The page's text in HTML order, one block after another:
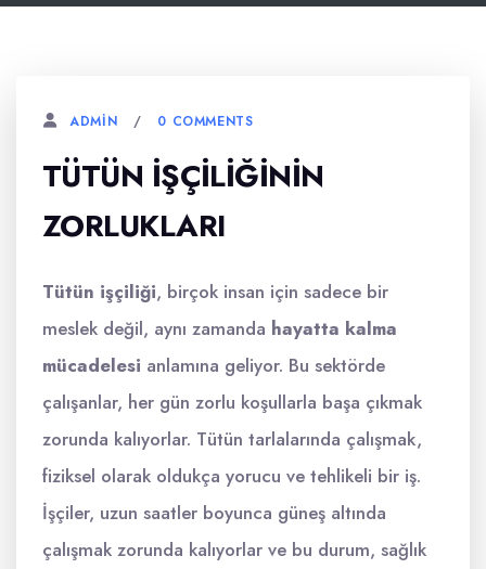
ADMIN 0 COMMENTS
TÜTÜN İŞÇILIĞININ
ZORLUKLARI
Tütün işçiliği, birçok insan için sadece bir
meslek değil, aynı zamanda hayatta kalma
mücadelesi anlamına geliyor. Bu sektörde
çalışanlar, her gün zorlu koşullarla başa çıkmak
zorunda kalıyorlar. Tütün tarlalarında çalışmak,
fiziksel olarak oldukça yorucu ve tehlikeli bir iş.
İşçiler, uzun saatler boyunca güneş altında
çalışmak zorunda kalıyorlar ve bu durum, sağlık